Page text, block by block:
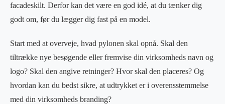
facadeskilt. Derfor kan det være en god idé, at du tænker dig
godt om, før du lægger dig fast på en model.
Start med at overveje, hvad pylonen skal opnå. Skal den
tiltrække nye besøgende eller fremvise din virksomheds navn og
logo? Skal den angive retninger? Hvor skal den placeres? Og
hvordan kan du bedst sikre, at udtrykket er i overensstemmelse
med din virksomheds branding?